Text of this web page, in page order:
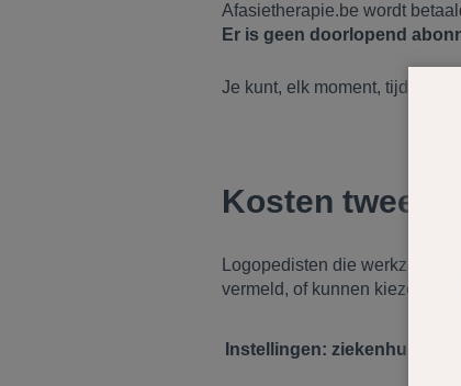
Afasietherapie.be wordt
Er is geen doorlopend
Je kunt, elk moment, tijdelijk
Kosten
Logopedisten die werkzaam
vermeld, of kunnen kiezen
Instellingen: ziekenhuizen